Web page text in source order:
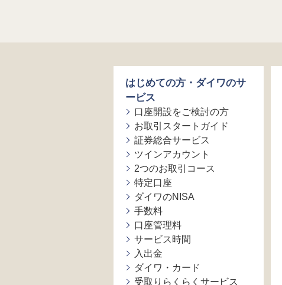
はじめての方・ダイワのサ
ービス
口座開設をご検討の方
お取引スタートガイド
証券総合サービス
ツインアカウント
2つのお取引コース
特定口座
ダイワのNISA
手数料
口座管理料
サービス時間
入出金
ダイワ・カード
受取りらくらくサービス